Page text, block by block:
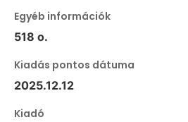
Egyéb információk
518 o.
Kiadás pontos dátuma
2025.12.12
Kiadó